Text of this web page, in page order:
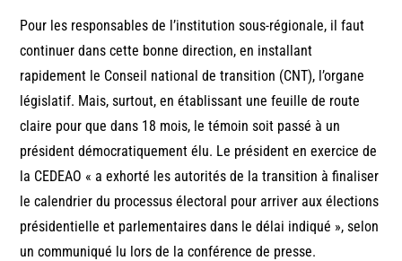
Pour les responsables de l’institution sous-régionale, il faut
continuer dans cette bonne direction, en installant
rapidement le Conseil national de transition (CNT), l’organe
législatif. Mais, surtout, en établissant une feuille de route
claire pour que dans 18 mois, le témoin soit passé à un
président démocratiquement élu. Le président en exercice de
la CEDEAO « a exhorté les autorités de la transition à finaliser
le calendrier du processus électoral pour arriver aux élections
présidentielle et parlementaires dans le délai indiqué », selon
un communiqué lu lors de la conférence de presse.